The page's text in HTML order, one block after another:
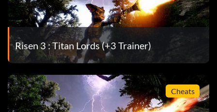
Risen 3 : Titan Lords (+3 Trainer)
Cheats